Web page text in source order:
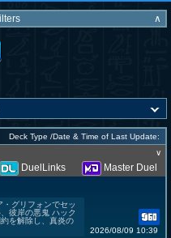
∧
Deck Type /Date & Time of Last Update:
∨
DuelLinks
Master Duel
・グリフォンでセッ
彼岸の悪鬼 ハック
を解除し、真炎の
2026/08/09 10:39